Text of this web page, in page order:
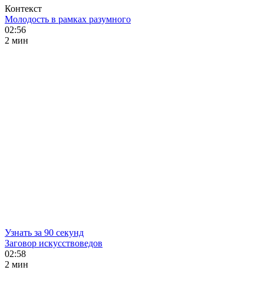
Контекст
Молодость в рамках разумного
02:56
2 мин
Узнать за 90 секунд
Заговор искусствоведов
02:58
2 мин